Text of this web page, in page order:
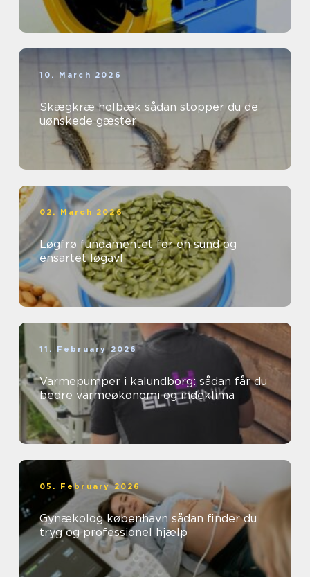
10. March 2026
Skægkræ holbæk sådan stopper du de
uønskede gæster
02. March 2026
Løgfrø fundamentet for en sund og
ensartet løgavl
11. February 2026
Varmepumper i kalundborg: sådan får du
bedre varmeøkonomi og indeklima
05. February 2026
Gynækolog københavn sådan finder du
tryg og professionel hjælp